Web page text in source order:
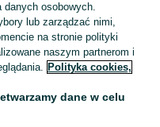
Antyki i przedmioty kolekcjonerskie na OLX – odkryj wyjątkowe oferty antyków i rzadkich przedmiotów. Sprawdź unikalne kolekcje! Inowrocław i okolice. Zobacz
danych osobowych.
lub zarządzać nimi,
na stronie polityki
naszym partnerom i
Polityka cookies,
dane w celu